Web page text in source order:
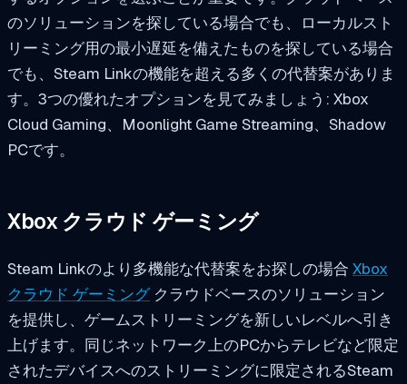
のソリューションを探している場合でも、ローカルスト
リーミング用の最小遅延を備えたものを探している場合
でも、Steam Linkの機能を超える多くの代替案がありま
す。3つの優れたオプションを見てみましょう: Xbox
Cloud Gaming、Moonlight Game Streaming、Shadow
PCです。
Xbox クラウド ゲーミング
Steam Linkのより多機能な代替案をお探しの場合 Xbox
クラウド ゲーミングクラウドベースのソリューション
を提供し、ゲームストリーミングを新しいレベルへ引き
上げます。同じネットワーク上のPCからテレビなど限定
されたデバイスへのストリーミングに限定されるSteam